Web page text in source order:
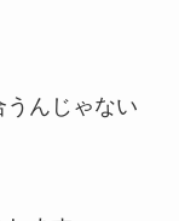
んじゃない